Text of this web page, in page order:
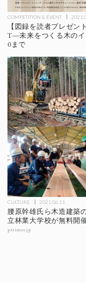
COMPETITION & EVENT
【図録を読者プレゼ
T―未来をつくる木の
0まで
CULTURE 2021.06.11
腰原幹雄氏ら木造建築
立林業大学校が無料開
prtimes.jp